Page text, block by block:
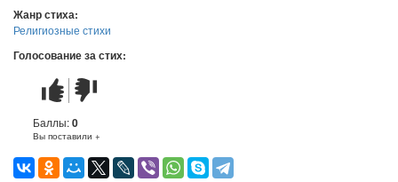
Жанр стиха:
Религиозные стихи
Голосование за стих:
Стих
понравился
Стих
не
понравился
Баллы:0
Вы поставили +